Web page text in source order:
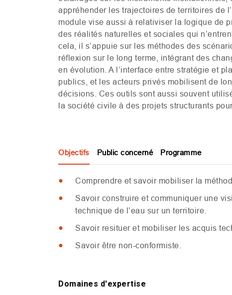
appréhender les trajectoires de territoires de
module vise aussi à relativiser la logique de
des réalités naturelles et sociales qui
cela, il s’appuie sur les méthodes des
réflexion sur le long terme, intégrant des
en évolution. A l’interface entre stratégie et
publics, et les acteurs privés mobilisent de
décisions. Ces outils sont aussi souvent
la société civile à des projets structurants
Objectifs Public concerné Programme
Comprendre et savoir mobiliser la
Savoir construire et communiquer une
technique de l’eau sur un territoire.
Savoir resituer et mobiliser les acquis
Savoir être non-conformiste.
Domaines d'expertise